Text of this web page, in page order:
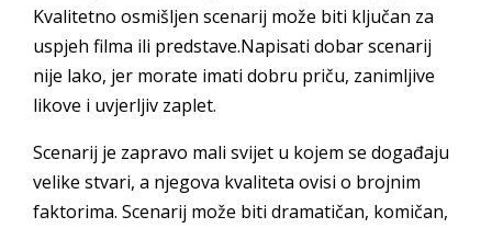
Kvalitetno osmišljen scenarij može biti ključan za
uspjeh filma ili predstave.Napisati dobar scenarij
nije lako, jer morate imati dobru priču, zanimljive
likove i uvjerljiv zaplet.
Scenarij je zapravo mali svijet u kojem se događaju
velike stvari, a njegova kvaliteta ovisi o brojnim
faktorima. Scenarij može biti dramatičan, komičan,